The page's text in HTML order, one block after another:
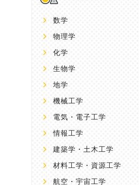
数学
物理学
化学
生物学
地学
機械工学
電気・電子工学
情報工学
建築学・土木工学
材料工学・資源工学
航空・宇宙工学